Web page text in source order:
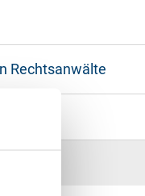
Rechtsanwälte